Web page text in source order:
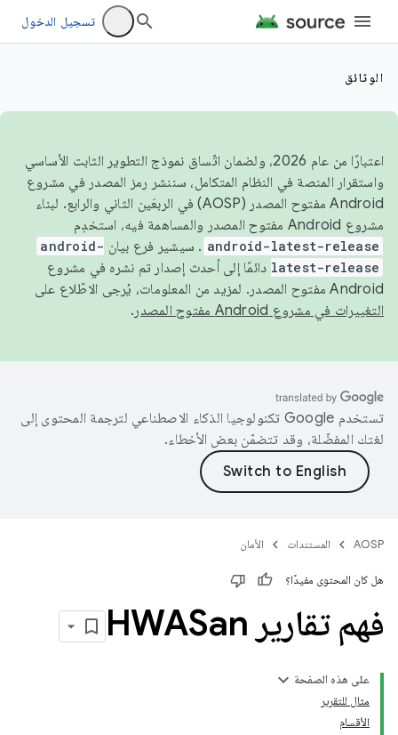
تسجيل الدخول
الوثائق
اعتبارًا من عام 2026، ولضمان اتّساق نموذج التطوير الثابت الأساسي
واستقرار المنصة في النظام المتكامل، سننشر رمز المصدر في مشروع
Android مفتوح المصدر (AOSP) في الربعَين الثاني والرابع. لبناء
مشروع Android مفتوح المصدر والمساهمة فيه، استخدِم
android-latest-release . سيشير فرع بيان android-
latest-release دائمًا إلى أحدث إصدار تم نشره في مشروع
Android مفتوح المصدر. لمزيد من المعلومات، يُرجى الاطّلاع على
التغييرات في مشروع Android مفتوح المصدر
.
تستخدم Google تكنولوجيا الذكاء الاصطناعي لترجمة المحتوى إلى
لغتك المفضّلة، وقد تتضمّن بعض الأخطاء.
AOSP المستندات الأمان
هل كان المحتوى مفيدًا؟
فهم تقارير HWASan
على هذه الصفحة
مثال للتقرير
الأقسام